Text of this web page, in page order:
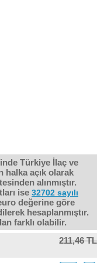
Türkiye İlaç ve
halka açık olarak
alınmıştır.
ise 32702 sayılı
değerine göre
hesaplanmıştır.
farklı olabilir.
211,46 TL